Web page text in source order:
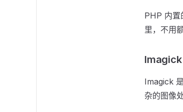
PHP 内置
里，不用
Imagick
Imagick
杂的图像